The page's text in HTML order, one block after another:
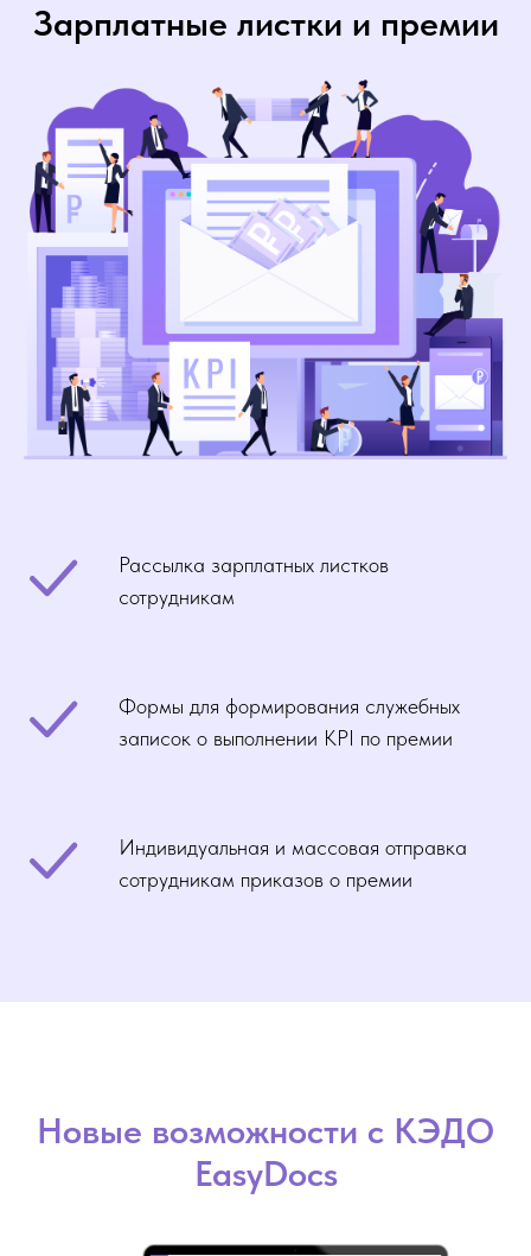
Зарплатные листки и премии
Рассылка зарплатных листков
сотрудникам
Формы для формирования служебных
записок о выполнении KPI по премии
Индивидуальная и массовая отправка
сотрудникам приказов о премии
Новые возможности с КЭДО
EasyDocs